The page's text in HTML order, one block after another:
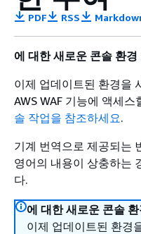
PDF RSS
에 대한 새로운 콘솔 환경
이제 업데이트된 환경을
AWS WAF 기능에 액세
솔 작업을 참조하세요.
기계 번역으로 제공되는
영어의 내용이 상충하는
다.
에 대한 새로운 콘솔
이제 업데이트된 환경